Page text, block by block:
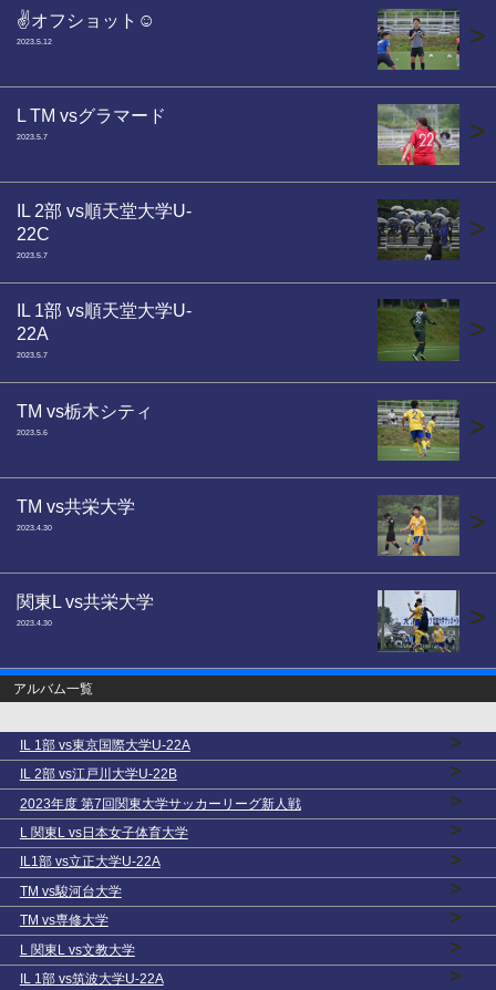
✌️オフショット☺️
2023.5.12 >
L TM vsグラマード
2023.5.7 >
IL 2部 vs順天堂大学U-
22C
2023.5.7
>
IL 1部 vs順天堂大学U-
22A
2023.5.7
>
TM vs栃木シティ
2023.5.6 >
TM vs共栄大学
2023.4.30 >
関東L vs共栄大学
2023.4.30 >
アルバム一覧
IL 1部 vs東京国際大学U-22A >
IL 2部 vs江戸川大学U-22B >
2023年度 第7回関東大学サッカーリーグ新人戦 >
L 関東L vs日本女子体育大学 >
IL1部 vs立正大学U-22A >
TM vs駿河台大学 >
TM vs専修大学 >
L 関東L vs文教大学 >
IL 1部 vs筑波大学U-22A >